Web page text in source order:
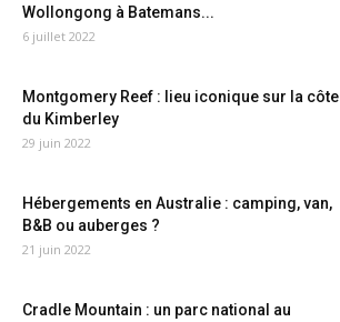
Wollongong à Batemans...
6 juillet 2022
Montgomery Reef : lieu iconique sur la côte
du Kimberley
29 juin 2022
Hébergements en Australie : camping, van,
B&B ou auberges ?
21 juin 2022
Cradle Mountain : un parc national au